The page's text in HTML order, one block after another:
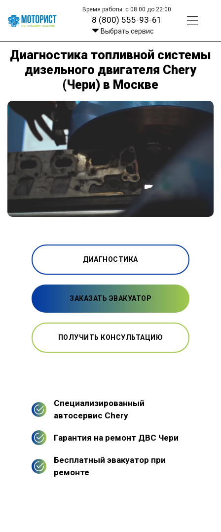
Время работы: с 08:00 до 22:00
8 (800) 555-93-61
Выбрать сервис
Диагностика топливной системы
дизельного двигателя Chery
(Чери) в Москве
ДИАГНОСТИКА
ЗАКАЗАТЬ ЭВАКУАТОР
ПОЛУЧИТЬ КОНСУЛЬТАЦИЮ
Специализированный
автосервис Chery
Гарантия на ремонт ДВС Чери
Бесплатный эвакуатор при
ремонте